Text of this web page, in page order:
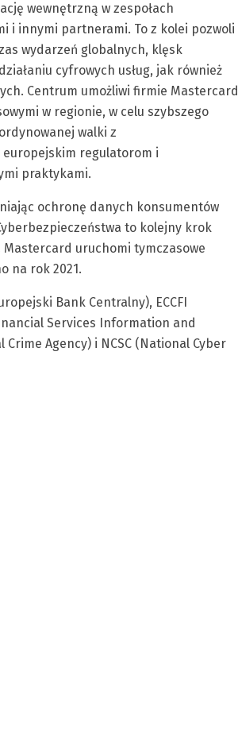
wewnętrzną w zespołach
i innymi partnerami. To z kolei pozwoli
wydarzeń globalnych, klęsk
cyfrowych usług, jak również
Centrum umożliwi firmie Mastercard
w regionie, w celu szybszego
walki z
europejskim regulatorom i
praktykami.
ochronę danych konsumentów
to kolejny krok
uruchomi tymczasowe
na rok 2021.
Bank Centralny), ECCFI
Services Information and
Agency) i NCSC (National Cyber